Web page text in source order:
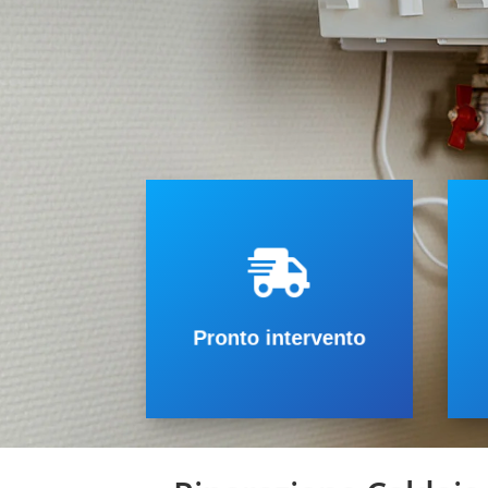

Pronto intervento
interventi veloci
Pronto intervento e
riparazione professionale ed il
prima possibile dalla